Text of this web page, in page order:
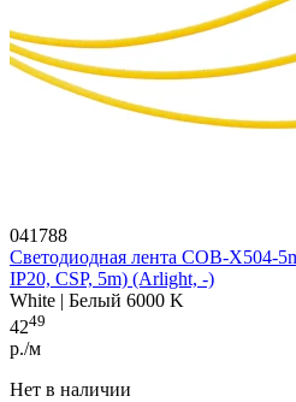
041788
Светодиодная лента COB-X504-
IP20, CSP, 5m) (Arlight, -)
White | Белый 6000 K
4249
р./м
Нет в наличии